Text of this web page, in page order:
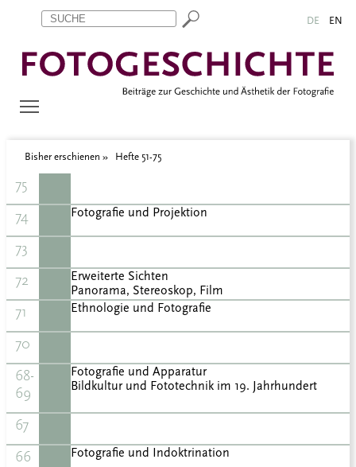
Zum Inhalt springen
Aktuelle Seite: Hefte 51-75 DE EN
Bisher erschienen Hefte 51-75
75
74
Fotografie und Projektion
73
72
Erweiterte Sichten
Panorama, Stereoskop, Film
71 Ethnologie und Fotografie
70
68-
69
Fotografie und Apparatur
Bildkultur und Fototechnik im 19. Jahrhundert
67
66
Fotografie und Indoktrination